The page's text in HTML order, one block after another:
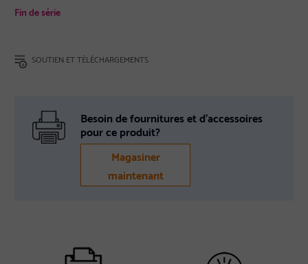
Fin de série
SOUTIEN ET TÉLÉCHARGEMENTS
Besoin de fournitures et d’accessoires
pour ce produit?
Magasiner
maintenant